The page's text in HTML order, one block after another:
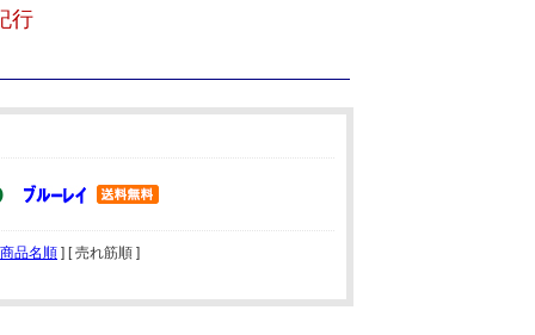
行
商品名順 ] [ 売れ筋順 ]